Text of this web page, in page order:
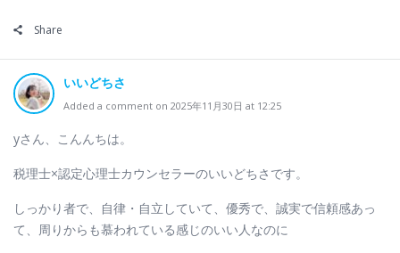
Share
いいどちさ
Added a comment on 2025年11月30日 at 12:25
yさん、こんんちは。
税理士×認定心理士カウンセラーのいいどちさです。
しっかり者で、自律・自立していて、優秀で、誠実で信頼感あっ
て、周りからも慕われている感じのいい人なのに